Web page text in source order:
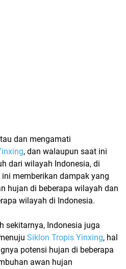
dan mengamati
, dan walaupun saat ini
dari wilayah Indonesia, di
ini memberikan dampak yang
hujan di beberapa wilayah dan
wilayah di Indonesia.
sekitarnya, Indonesia juga
Siklon Tropis Yinxing, hal
potensi hujan di beberapa
awan hujan